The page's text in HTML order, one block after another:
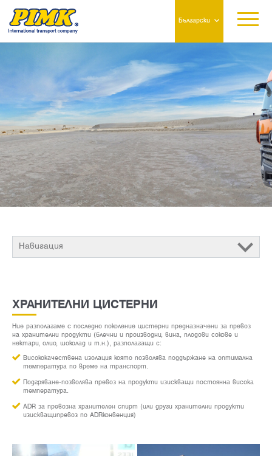
Български
Навигация
ХРАНИТЕЛНИ ЦИСТЕРНИ
Ние разполагаме с последно поколение цистерни предназначени за превоз
на хранителни продукти (блечни и производни, вина, плодови сокове и
нектари, олио, шоколад и т.н.), разполагащи с:
Висококачествена изолация която позволява поддържане на оптимална
температура по време на транспорт.
Подгряване-позволява превоз на продукти изискващи постоянна висока
температура.
ADR за превозна хранителен спирт (или други хранителни продукти
изискващипревоз по ADRконвенция)